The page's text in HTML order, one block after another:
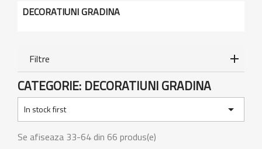
DECORATIUNI GRADINA
Filtre
CATEGORIE: DECORATIUNI GRADINA
In stock first

Se afiseaza 33-64 din 66 produs(e)